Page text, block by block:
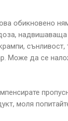
обикновено
надвишаваща
Може да се
моля